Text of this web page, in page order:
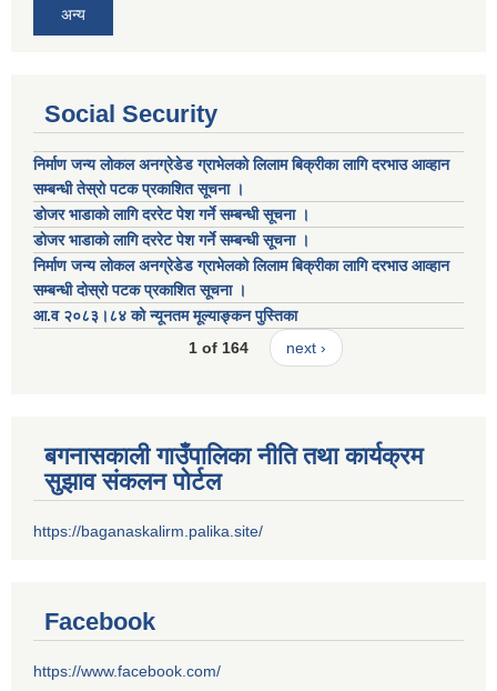
अन्य
Social Security
निर्माण जन्य लोकल अनग्रेडेड ग्राभेलको लिलाम बिक्रीका लागि दरभाउ आव्हान
सम्बन्धी तेस्रो पटक प्रकाशित सूचना ।
डाेजर भाडाकाे लागि दररेट पेश गर्ने सम्बन्धी सूचना ।
डाेजर भाडाकाे लागि दररेट पेश गर्ने सम्बन्धी सूचना ।
निर्माण जन्य लोकल अनग्रेडेड ग्राभेलको लिलाम बिक्रीका लागि दरभाउ आव्हान
सम्बन्धी दोस्रो पटक प्रकाशित सूचना ।
आ.व २०८३।८४ को न्यूनतम मूल्याङ्कन पुस्तिका
1 of 164
next ›
बगनासकाली गाउँपालिका नीति तथा कार्यक्रम
सुझाव संकलन पोर्टल
https://baganaskalirm.palika.site/
Facebook
https://www.facebook.com/